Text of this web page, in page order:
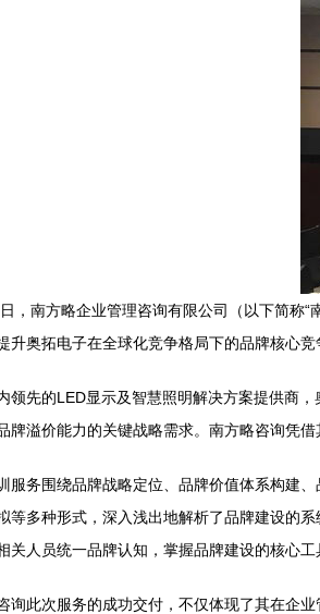
，南方略企业管理咨询有限公司（以下简称
升奥拓电子在全球化竞争格局下的品牌核心
领先的LED显示及智慧照明解决方案提供商
牌溢价能力的关键战略需求。南方略咨询凭
服务围绕品牌战略定位、品牌价值体系构建
等多种形式，深入浅出地解析了品牌建设的
关人员统一品牌认知，掌握品牌建设的核心
询此次服务的成功交付，不仅体现了其在企